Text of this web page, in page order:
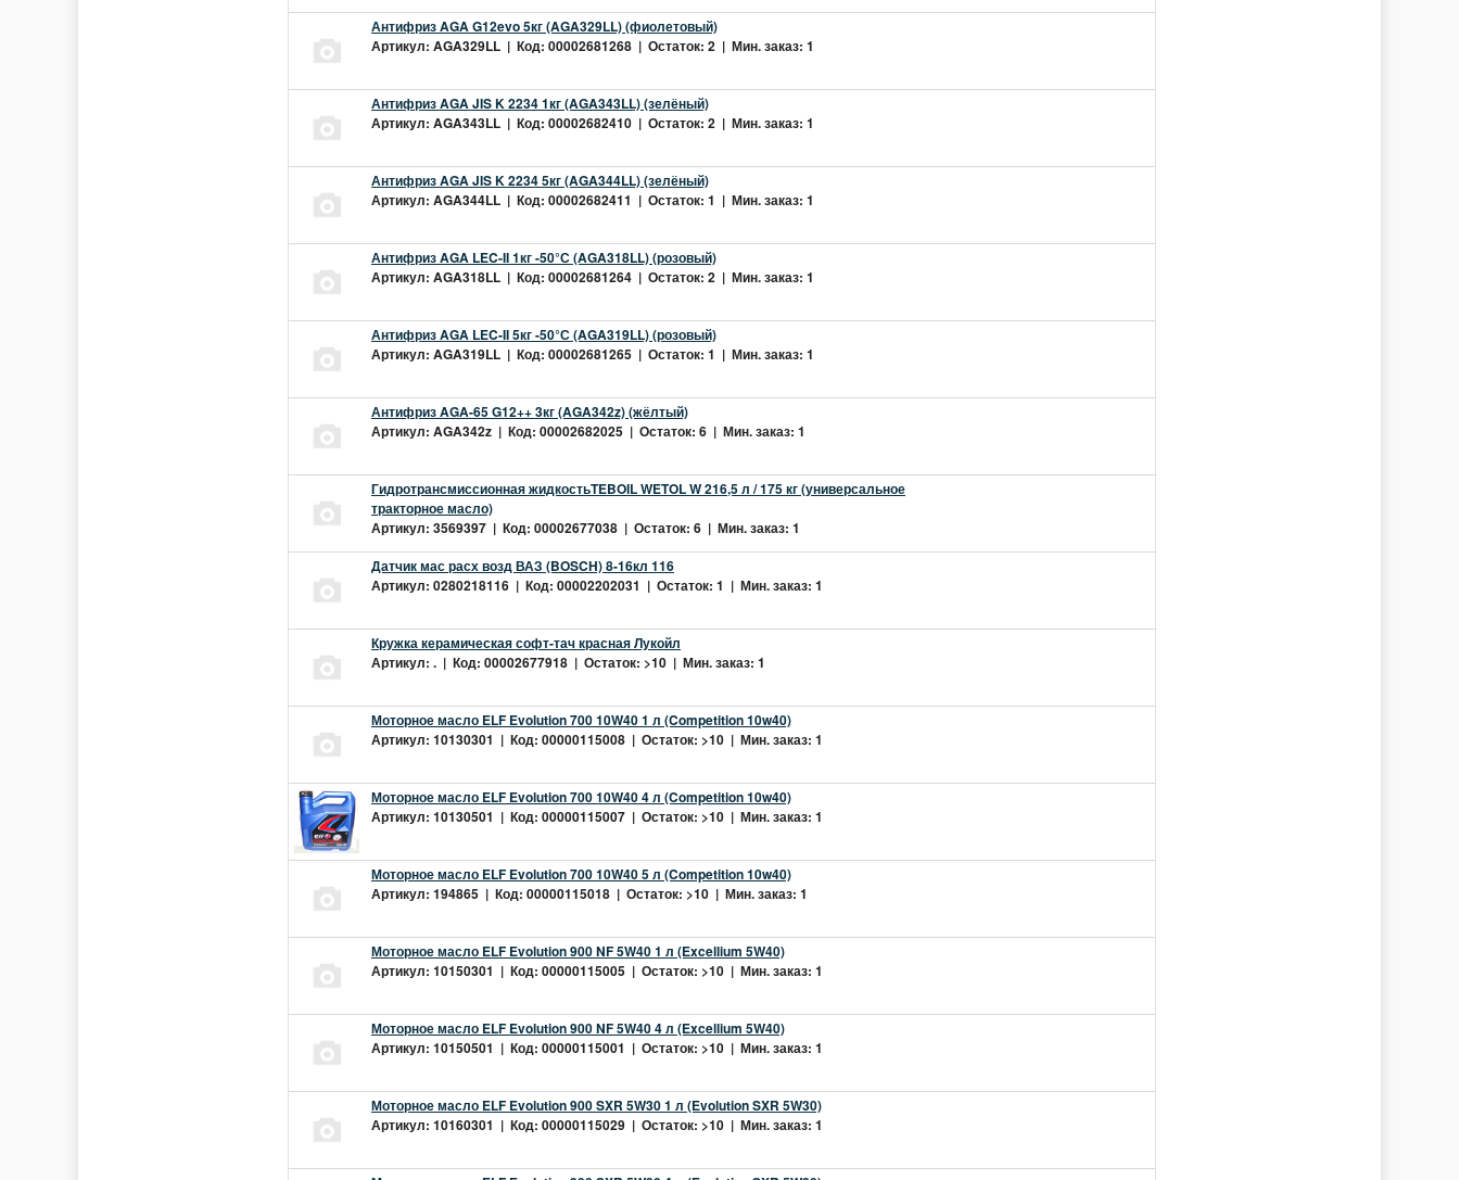
Антифриз AGA G12evo 5кг (AGA329LL) (фиолетовый)
Артикул: AGA329LL | Код: 00002681268 | Остаток: 2 | Мин. заказ: 1
Антифриз AGA JIS K 2234 1кг (AGA343LL) (зелёный)
Артикул: AGA343LL | Код: 00002682410 | Остаток: 2 | Мин. заказ: 1
Антифриз AGA JIS K 2234 5кг (AGA344LL) (зелёный)
Артикул: AGA344LL | Код: 00002682411 | Остаток: 1 | Мин. заказ: 1
Антифриз AGA LEC-II 1кг -50°С (AGA318LL) (розовый)
Артикул: AGA318LL | Код: 00002681264 | Остаток: 2 | Мин. заказ: 1
Антифриз AGA LEC-II 5кг -50°С (AGA319LL) (розовый)
Артикул: AGA319LL | Код: 00002681265 | Остаток: 1 | Мин. заказ: 1
Антифриз AGA-65 G12++ 3кг (AGA342z) (жёлтый)
Артикул: AGA342z | Код: 00002682025 | Остаток: 6 | Мин. заказ: 1
Гидротрансмиссионная жидкостьTEBOIL WETOL W 216,5 л / 175 кг (универсальное
тракторное масло)
Артикул: 3569397 | Код: 00002677038 | Остаток: 6 | Мин. заказ: 1
Датчик мас расх возд ВАЗ (BOSCH) 8-16кл 116
Артикул: 0280218116 | Код: 00002202031 | Остаток: 1 | Мин. заказ: 1
Кружка керамическая софт-тач красная Лукойл
Артикул: . | Код: 00002677918 | Остаток: >10 | Мин. заказ: 1
Моторное масло ELF Evolution 700 10W40 1 л (Competition 10w40)
Артикул: 10130301 | Код: 00000115008 | Остаток: >10 | Мин. заказ: 1
Моторное масло ELF Evolution 700 10W40 4 л (Competition 10w40)
Артикул: 10130501 | Код: 00000115007 | Остаток: >10 | Мин. заказ: 1
Моторное масло ELF Evolution 700 10W40 5 л (Competition 10w40)
Артикул: 194865 | Код: 00000115018 | Остаток: >10 | Мин. заказ: 1
Моторное масло ELF Evolution 900 NF 5W40 1 л (Excellium 5W40)
Артикул: 10150301 | Код: 00000115005 | Остаток: >10 | Мин. заказ: 1
Моторное масло ELF Evolution 900 NF 5W40 4 л (Excellium 5W40)
Артикул: 10150501 | Код: 00000115001 | Остаток: >10 | Мин. заказ: 1
Моторное масло ELF Evolution 900 SXR 5W30 1 л (Evolution SXR 5W30)
Артикул: 10160301 | Код: 00000115029 | Остаток: >10 | Мин. заказ: 1